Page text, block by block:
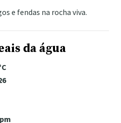
e fendas na rocha viva.
da água